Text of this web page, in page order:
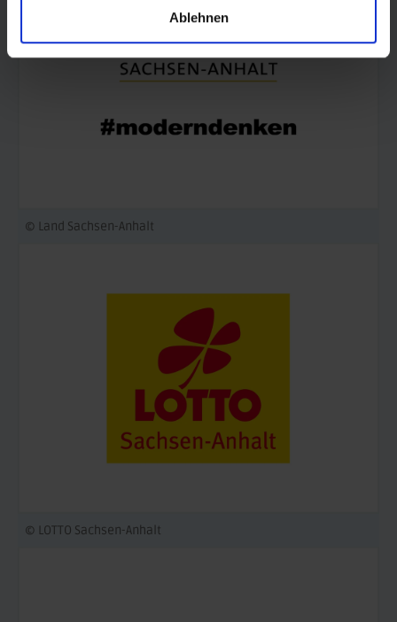
Ablehnen
© Land Sachsen-Anhalt
© LOTTO Sachsen-Anhalt